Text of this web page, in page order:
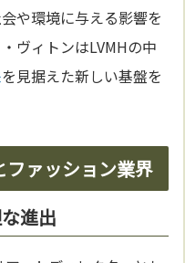
や環境に与える影響を
ヴィトンはLVMHの中
を見据えた新しい基盤を
ファッション業界
進出